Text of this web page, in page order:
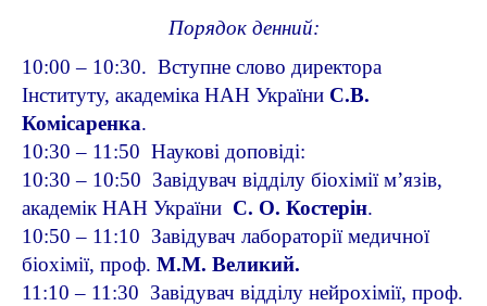
Порядок денний:
10:00 – 10:30. Вступне слово директора
Інституту, академіка НАН України С.В.
Комісаренка.
10:30 – 11:50 Наукові доповіді:
10:30 – 10:50 Завідувач відділу біохімії м’язів,
академік НАН України С. О. Костерін.
10:50 – 11:10 Завідувач лабораторії медичної
біохімії, проф. М.М. Великий.
11:10 – 11:30 Завідувач відділу нейрохімії, проф.